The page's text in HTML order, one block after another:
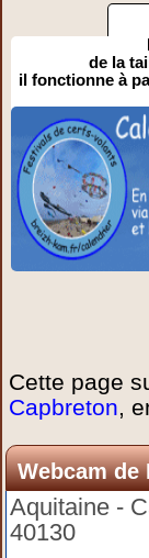
de la
il fonctionne à
Cette page
Capbreton,
Webcam
Capbreton
Aquitaine -
40130